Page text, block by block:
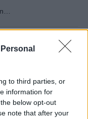
to third parties, or
information for
below opt-out
note that after your